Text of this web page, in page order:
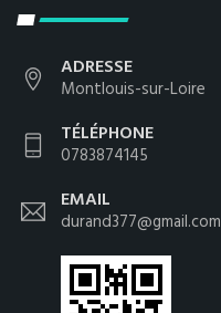
ADRESSE
Montlouis-sur-Loire
TÉLÉPHONE
0783874145
EMAIL
durand377@gmail.com